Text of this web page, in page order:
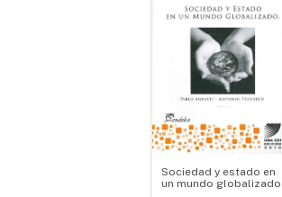
Sociedad y estado en
un mundo globalizado